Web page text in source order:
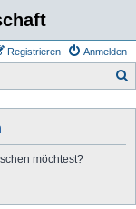
Anmelden
Registrieren
möchtest?